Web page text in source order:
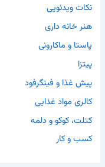
نکات ویدئویی
هنر خانه داری
پاستا و ماکارونی
پیتزا
پیش غذا و فینگرفود
کالری مواد غذایی
کتلت، کوکو و دلمه
کسب و کار